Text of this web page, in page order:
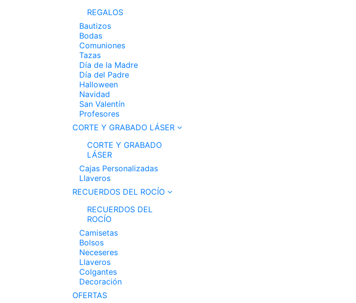
REGALOS
Bautizos
Bodas
Comuniones
Tazas
Día de la Madre
Día del Padre
Halloween
Navidad
San Valentín
Profesores
CORTE Y GRABADO LÁSER
CORTE Y GRABADO
LÁSER
Cajas Personalizadas
Llaveros
RECUERDOS DEL ROCÍO
RECUERDOS DEL
ROCÍO
Camisetas
Bolsos
Neceseres
Llaveros
Colgantes
Decoración
OFERTAS